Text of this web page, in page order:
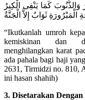
وَالذُّنُوبَ كَمَا يَنْفِى الْكِيرُ
ثَوَابٌ إِلاَّ الْجَنَّةُ
“Ikutkanlah umroh
kemiskinan dan
menghilangkan karat
ada pahala bagi haji
2631, Tirmidzi no. 810,
ini hasan shahih)
3. Disetarakan